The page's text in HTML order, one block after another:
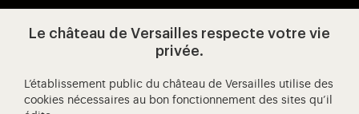
Visitez notre Facebook (ouverture
Visitez notre X (ouverture dans un
Visitez notre Instagram
Visitez notre YouTube
Le château de Versailles respecte votre vie
privée.
L’établissement public du château de Versailles utilise des
cookies nécessaires au bon fonctionnement des sites qu’il